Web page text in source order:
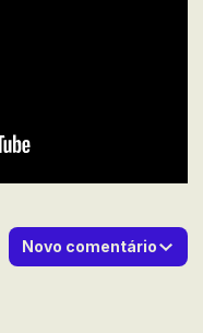
Novo comentário